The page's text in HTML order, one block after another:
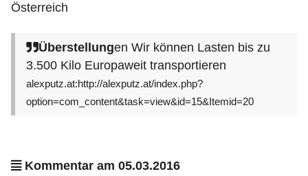
Österreich
Überstellungen Wir können Lasten bis zu
3.500 Kilo Europaweit transportieren
alexputz.at:http://alexputz.at/index.php?
option=com_content&task=view&id=15&Itemid=20
Kommentar am 05.03.2016